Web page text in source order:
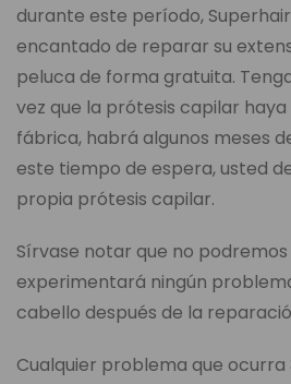
durante este período,
encantado de reparar su
peluca de forma gratuita.
vez que la prótesis capilar haya
fábrica, habrá algunos meses
este tiempo de espera, usted
propia prótesis capilar.
Sírvase notar que no
experimentará ningún
cabello después de la
Cualquier problema que ocurra